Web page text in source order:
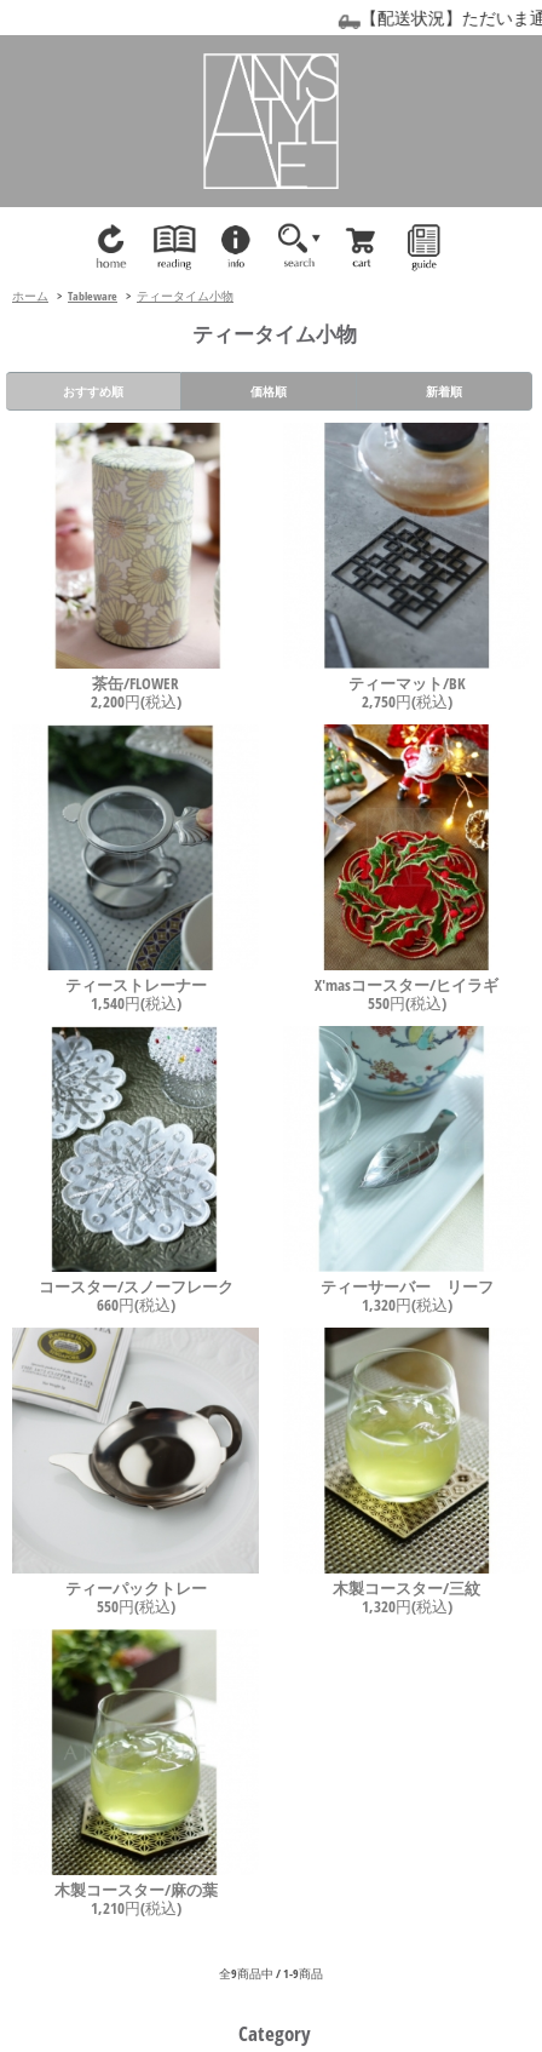
【配送状況】ただいま通
ホーム > Tableware > ティータイム小物
ティータイム小物
おすすめ順 価格順 新着順
茶缶/FLOWER
2,200円(税込)
ティーマット/BK
2,750円(税込)
ティーストレーナー
1,540円(税込)
X'masコースター/ヒイラギ
550円(税込)
コースター/スノーフレーク
660円(税込)
ティーサーバー リーフ
1,320円(税込)
ティーパックトレー
550円(税込)
木製コースター/三紋
1,320円(税込)
木製コースター/麻の葉
1,210円(税込)
全9商品中 / 1-9商品
Category